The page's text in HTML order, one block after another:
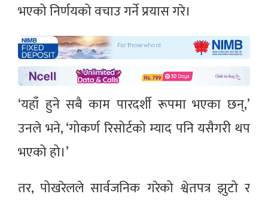
भएको निर्णयको वचाउ गर्ने प्रयास गरे।
‘यहाँ हुने सबै काम पारदर्शी रूपमा भएका छन्,’
उनले भने, ‘गोकर्ण रिसोर्टको म्याद पनि यसैगरी थप
भएको हो।’
तर, पोखरेलले सार्वजनिक गरेको श्वेतपत्र झुटो र